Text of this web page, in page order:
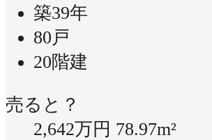
築39年
80戸
20階建
売ると？
2,642万円 78.97m²